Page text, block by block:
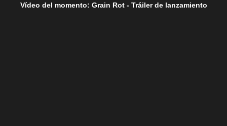
Vídeo del momento: Grain Rot - Tráiler de lanzamiento